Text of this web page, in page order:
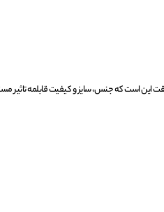
این است که جنس، سایز و کیفیت قابلمه تاثیر